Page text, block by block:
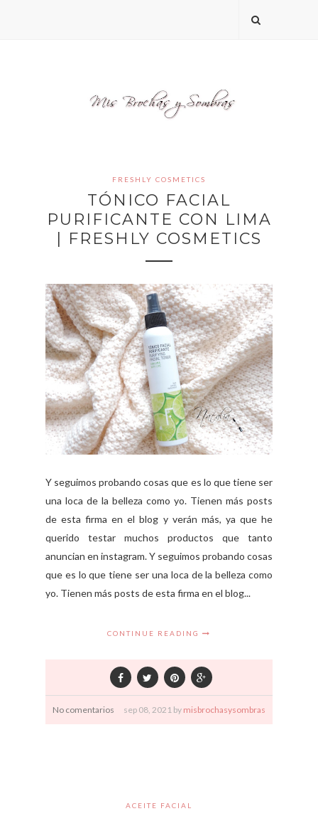
FRESHLY COSMETICS
TÓNICO FACIAL
PURIFICANTE CON LIMA
| FRESHLY COSMETICS
Y seguimos probando cosas que es lo que tiene ser
una loca de la belleza como yo. Tienen más posts
de esta firma en el blog y verán más, ya que he
querido testar muchos productos que tanto
anuncian en instagram. Y seguimos probando cosas
que es lo que tiene ser una loca de la belleza como
yo. Tienen más posts de esta firma en el blog...
CONTINUE READING
No comentarios sep 08, 2021 by misbrochasysombras
ACEITE FACIAL